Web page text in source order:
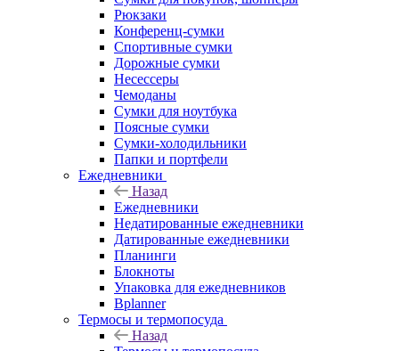
Рюкзаки
Конференц-сумки
Спортивные сумки
Дорожные сумки
Несессеры
Чемоданы
Сумки для ноутбука
Поясные сумки
Сумки-холодильники
Папки и портфели
Ежедневники
Назад
Ежедневники
Недатированные ежедневники
Датированные ежедневники
Планинги
Блокноты
Упаковка для ежедневников
Bplanner
Термосы и термопосуда
Назад